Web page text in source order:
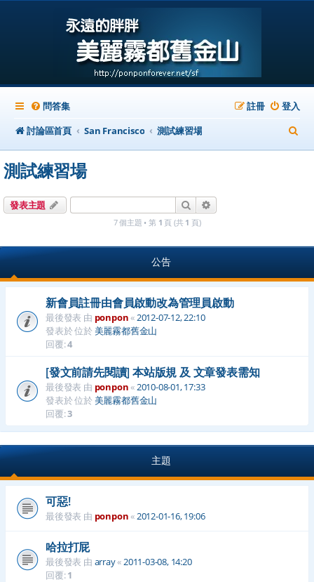
問答集 登入
註冊
討論區首頁
San Francisco 測試練習場
尋
測試練習場
發表主題 搜尋
7 個主題 • 第 1 頁 (共 1 頁)
公告
新會員註冊由會員啟動改為管理員啟動
最後發表 由 ponpon«2012-07-12, 22:10
發表於 位於 美麗霧都舊金山
回覆:4
[發文前請先閱讀] 本站版規 及 文章發表需知
最後發表 由 ponpon«2010-08-01, 17:33
發表於 位於 美麗霧都舊金山
回覆:3
主題
可惡!
最後發表 由 ponpon«2012-01-16, 19:06
哈拉打屁
最後發表 由 array«2011-03-08, 14:20
回覆:1